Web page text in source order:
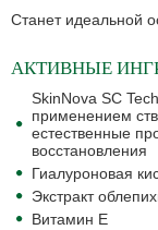
Станет идеальной
АКТИВНЫЕ
SkinNova SC
применением
естественные
восстановления
Гиалуроновая
Экстракт
Витамин Е